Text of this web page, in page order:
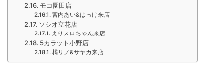
モコ園田店
宮内あい&はっけ来店
ソシオ立花店
えりスロちゃん来店
5カラット小野店
橘リノ&サヤカ来店